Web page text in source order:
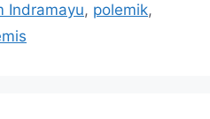
Indramayu, polemik,